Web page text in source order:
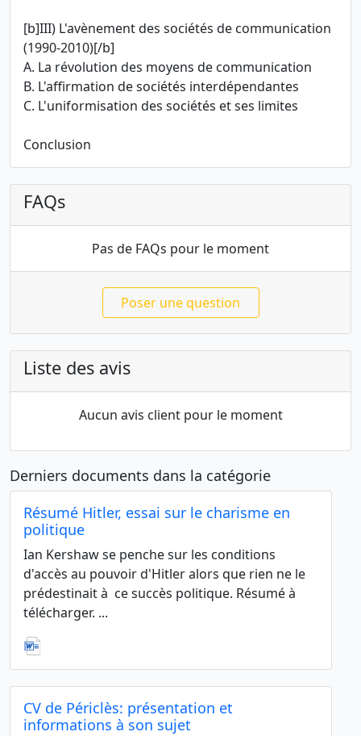
[b]III) L'avènement des sociétés de communication
(1990-2010)[/b]
A. La révolution des moyens de communication
B. L'affirmation de sociétés interdépendantes
C. L'uniformisation des sociétés et ses limites
Conclusion
FAQs
Pas de FAQs pour le moment
Poser une question
Liste des avis
Aucun avis client pour le moment
Derniers documents dans la catégorie
Résumé Hitler, essai sur le charisme en
politique
Ian Kershaw se penche sur les conditions
d'accès au pouvoir d'Hitler alors que rien ne le
prédestinait à ce succès politique. Résumé à
télécharger. ...
CV de Périclès: présentation et
informations à son sujet